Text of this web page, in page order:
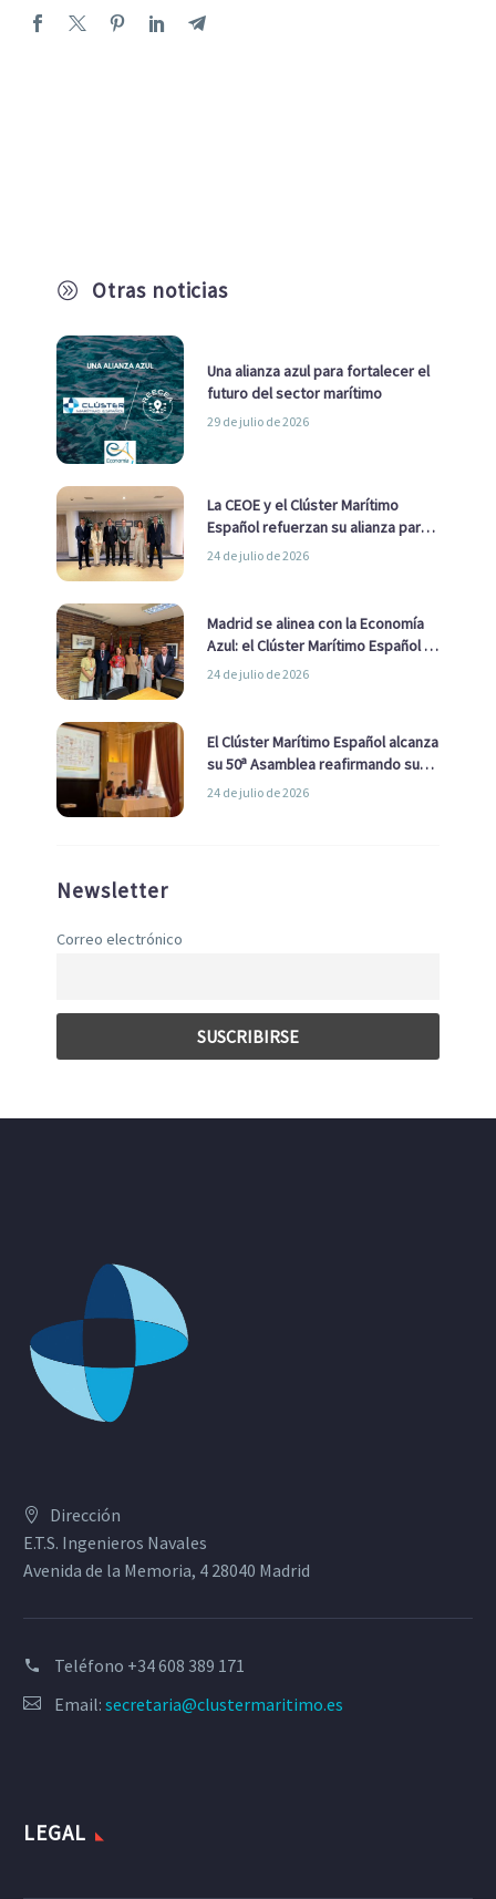
A Otras noticias
Una alianza azul para fortalecer el
futuro del sector marítimo
29 de julio de 2026
La CEOE y el Clúster Marítimo
Español refuerzan su alianza para
impulsar una estrategia Nacional
24 de julio de 2026
Madrid se alinea con la Economía
Azul: el Clúster Marítimo Español y
la Real Liga Naval avanzan alianzas
24 de julio de 2026
El Clúster Marítimo Español alcanza
su 50ª Asamblea reafirmando su
liderazgo en la Economía Azul
24 de julio de 2026
Newsletter
Correo electrónico
Dirección
E.T.S. Ingenieros Navales
Avenida de la Memoria, 4 28040 Madrid
Teléfono +34 608 389 171
Email: secretaria@clustermaritimo.es
LEGAL